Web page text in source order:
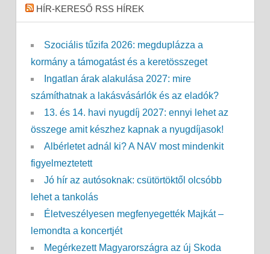
HÍR-KERESŐ RSS HÍREK
Szociális tűzifa 2026: megduplázza a
kormány a támogatást és a keretösszeget
Ingatlan árak alakulása 2027: mire
számíthatnak a lakásvásárlók és az eladók?
13. és 14. havi nyugdíj 2027: ennyi lehet az
összege amit készhez kapnak a nyugdíjasok!
Albérletet adnál ki? A NAV most mindenkit
figyelmeztetett
Jó hír az autósoknak: csütörtöktől olcsóbb
lehet a tankolás
Életveszélyesen megfenyegették Majkát –
lemondta a koncertjét
Megérkezett Magyarországra az új Skoda